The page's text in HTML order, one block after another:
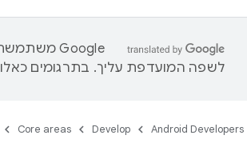
לשפה המועדפת עליך. בתרגומים כאלו
Android Developers
Develop
Core areas